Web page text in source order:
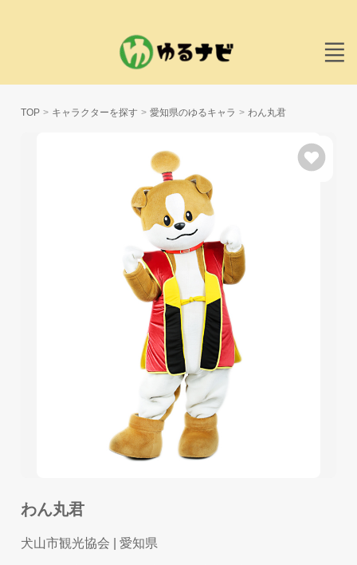
TOP キャラクターを探す 愛知県のゆるキャラ わん丸君
わん丸君
犬山市観光協会 | 愛知県